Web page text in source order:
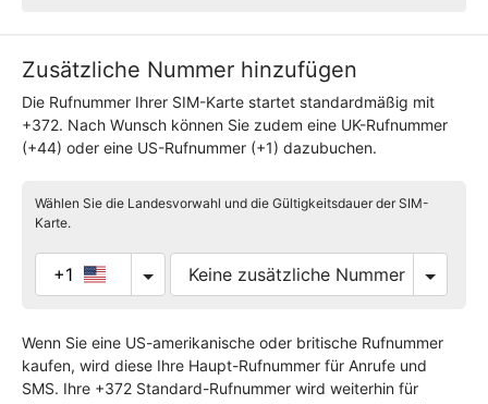
Zusätzliche Nummer hinzufügen
Die Rufnummer Ihrer SIM-Karte startet standardmäßig mit
+372. Nach Wunsch können Sie zudem eine UK-Rufnummer
(+44) oder eine US-Rufnummer (+1) dazubuchen.
Wählen Sie die Landesvorwahl und die Gültigkeitsdauer der SIM-
Karte.
+1
Wenn Sie eine US-amerikanische oder britische Rufnummer
kaufen, wird diese Ihre Haupt-Rufnummer für Anrufe und
SMS. Ihre +372 Standard-Rufnummer wird weiterhin für